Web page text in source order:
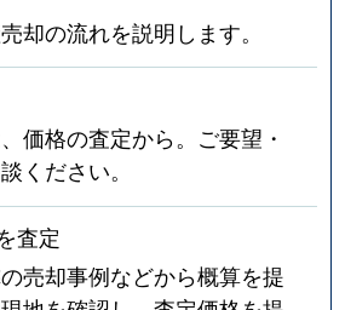
却の流れを説明します。
価格の査定から。ご要望・
ください。
査定
売却事例などから概算を提